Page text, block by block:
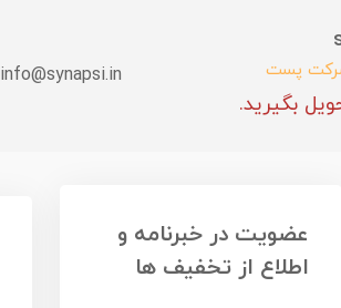
شرکت پست
بگیرید.
info@synapsi.in
عضویت در خبرنامه و
اطلاع از تخفیف ها